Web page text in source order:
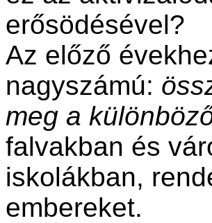
erősödésével?
Az előző
nagyszámú:
meg a
falvakban és
iskolákban,
embereket.